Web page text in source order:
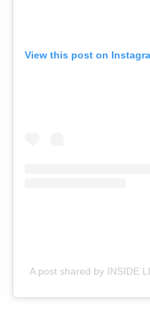
View this post on
A post shared by INSIDE